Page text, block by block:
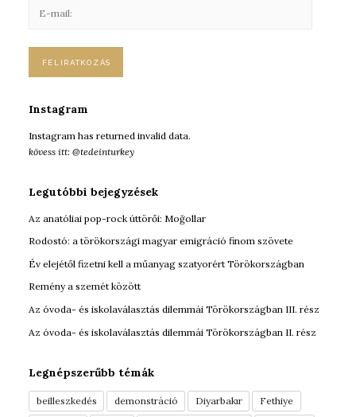
Instagram
Instagram has returned invalid data.
kövess itt: @tedeinturkey
Legutóbbi bejegyzések
Az anatóliai pop-rock úttörői: Moğollar
Rodostó: a törökországi magyar emigráció finom szövete
Év elejétől fizetni kell a műanyag szatyorért Törökországban
Remény a szemét között
Az óvoda- és iskolaválasztás dilemmái Törökországban III. rész
Az óvoda- és iskolaválasztás dilemmái Törökországban II. rész
Legnépszerűbb témák
beilleszkedés demonstráció Diyarbakır
Fethiye